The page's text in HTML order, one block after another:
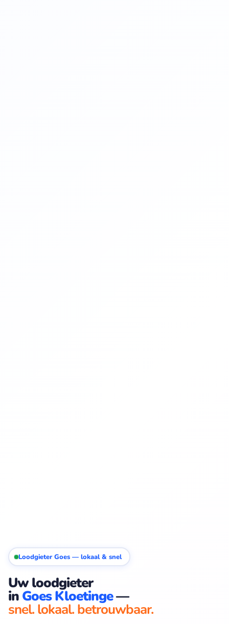
Loodgieter Goes — lokaal & snel
Uw loodgieter
in Goes Kloetinge—
snel. lokaal. betrouwbaar.